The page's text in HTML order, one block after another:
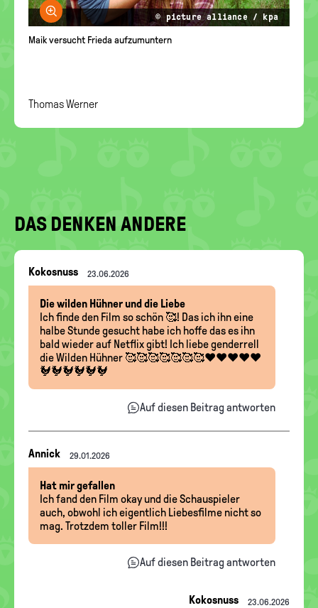
Bild vergrößern
© picture alliance / kpa
Maik versucht Frieda aufzumuntern
Thomas Werner
DAS DENKEN ANDERE
Nachrichten-
Thread
Kokosnuss 23.06.2026
Die wilden Hühner und die Liebe
Ich finde den Film so schön 🥰! Das ich ihn eine
halbe Stunde gesucht habe ich hoffe das es ihn
bald wieder auf Netflix gibt! Ich liebe genderrell
die Wilden Hühner 🥰🥰🥰🥰🥰🥰🥰❤️❤️❤️❤️❤️
🐓🐓🐓🐓🐓🐓
Auf diesen Beitrag antworten
Nachrichten-
Thread
Annick 29.01.2026
Hat mir gefallen
Ich fand den Film okay und die Schauspieler
auch, obwohl ich eigentlich Liebesfilme nicht so
mag. Trotzdem toller Film!!!
Auf diesen Beitrag antworten
Kokosnuss 23.06.2026